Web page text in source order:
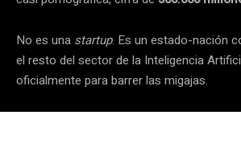
No es una startup. Es un estado-nación
el resto del sector de la Inteligencia
oficialmente para barrer las migajas.